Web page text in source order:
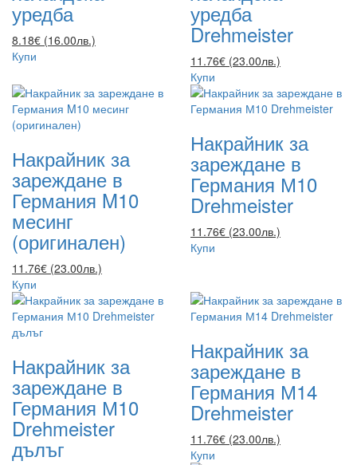
уредба
8.18€ (16.00лв.)
Купи
уредба
Drehmeister
11.76€ (23.00лв.)
Купи
Накрайник за
зареждане в
Германия M10
месинг
(оригинален)
11.76€ (23.00лв.)
Купи
Накрайник за
зареждане в
Германия М10
Drehmeister
11.76€ (23.00лв.)
Купи
Накрайник за
зареждане в
Германия М10
Drehmeister
дълъг
Накрайник за
зареждане в
Германия М14
Drehmeister
11.76€ (23.00лв.)
Купи